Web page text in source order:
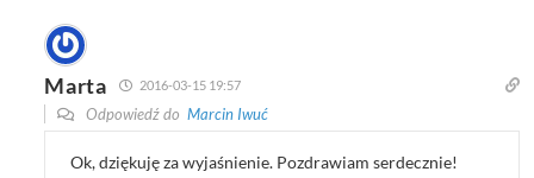
Marta 2016-03-15 19:57
Odpowiedź doMarcin Iwuć
Ok, dziękuję za wyjaśnienie. Pozdrawiam serdecznie!